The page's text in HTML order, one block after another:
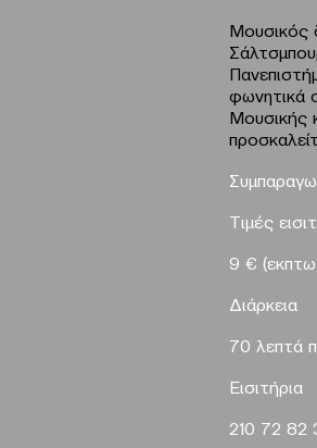
Μουσικός
φωνητικά
Μουσικής
Τιμές
9 €
Διάρκεια
70 λεπτά
Eισιτήρια
210 72 82